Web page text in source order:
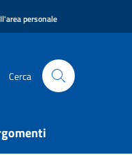
personale
Cerca